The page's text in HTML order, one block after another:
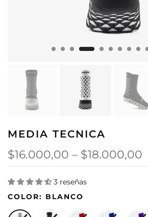
MEDIA TECNICA
$16.000,00 – $18.000,00
3 reseñas
COLOR: BLANCO